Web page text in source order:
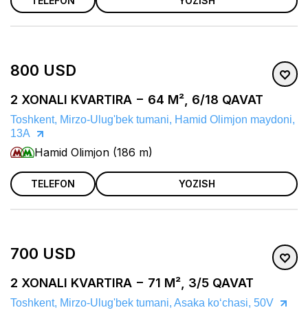
800 USD
2 XONALI KVARTIRA − 64 M², 6/18 QAVAT
Toshkent, Mirzo-Ulug'bek tumani, Hamid Olimjon maydoni,
13A
Hamid Olimjon (186 m)
TELEFON YOZISH
700 USD
2 XONALI KVARTIRA − 71 M², 3/5 QAVAT
Toshkent, Mirzo-Ulug'bek tumani, Asaka koʻchasi, 50V